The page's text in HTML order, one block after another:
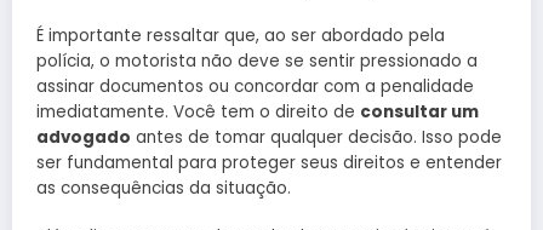
É importante ressaltar que, ao ser abordado pela
polícia, o motorista não deve se sentir pressionado a
assinar documentos ou concordar com a penalidade
imediatamente. Você tem o direito de consultar um
advogado antes de tomar qualquer decisão. Isso pode
ser fundamental para proteger seus direitos e entender
as consequências da situação.